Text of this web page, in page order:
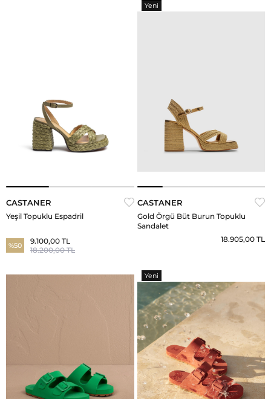
CASTANER
Yeşil Topuklu Espadril
%50
9.100,00 TL
18.200,00 TL
CASTANER
Gold Örgü Büt Burun Topuklu
Sandalet
18.905,00 TL
Yeni
Yeni